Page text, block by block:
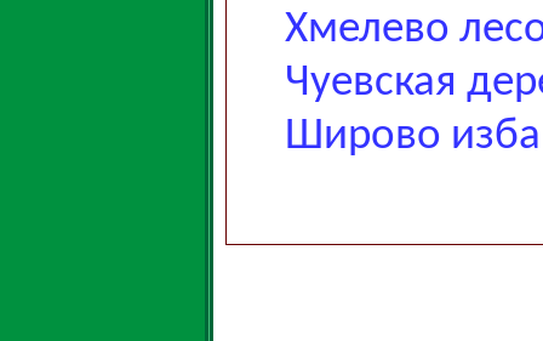
Хмелево
Чуевская
Широво изба